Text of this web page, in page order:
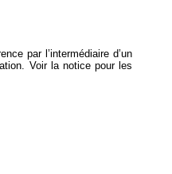
par l’intermédiaire d’un
Voir la notice pour les